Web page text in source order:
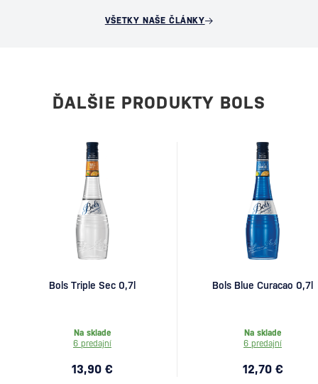
VŠETKY NAŠE ČLÁNKY
ĎALŠIE PRODUKTY BOLS
Bols Triple Sec 0,7l
Na sklade
6 predajní
13,90 €
Bols Blue Curacao 0,7l
Na sklade
6 predajní
12,70 €